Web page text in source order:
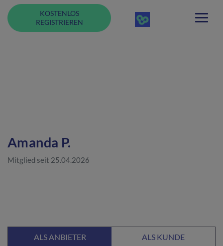
KOSTENLOS
REGISTRIEREN
Amanda P.
Mitglied seit 25.04.2026
ALS ANBIETER ALS KUNDE